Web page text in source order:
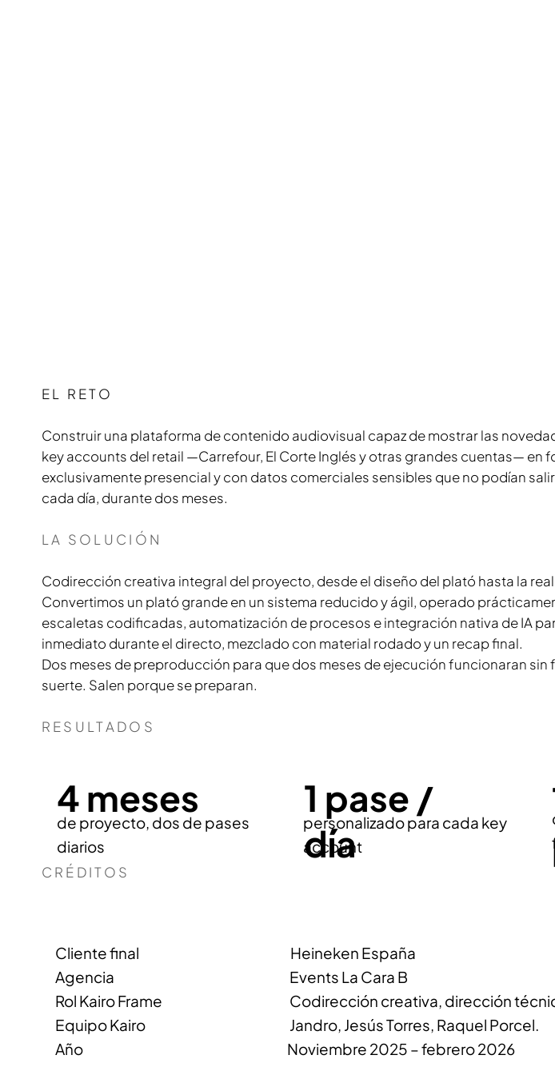
EL RETO
Construir una plataforma de contenido audiovisual capaz de mostrar las
key accounts del retail —Carrefour, El Corte Inglés y otras grandes cuentas— en
exclusivamente presencial y con datos comerciales sensibles que no podían
cada día, durante dos meses.
LA SOLUCIÓN
Codirección creativa integral del proyecto, desde el diseño del plató hasta la
Convertimos un plató grande en un sistema reducido y ágil, operado
escaletas codificadas, automatización de procesos e integración nativa de IA
inmediato durante el directo, mezclado con material rodado y un recap final.
Dos meses de preproducción para que dos meses de ejecución funcionaran sin
suerte. Salen porque se preparan.
RESULTADOS
CRÉDITOS
1 pase /
día
personalizado para cada key
account
4 meses
de proyecto, dos de pases
diarios
Cliente final Heineken España
Agencia Events La Cara B
Rol Kairo Frame Codirección creativa, dirección técnica,
Equipo Kairo Jandro, Jesús Torres, Raquel Porcel.
Año Noviembre 2025 – febrero 2026